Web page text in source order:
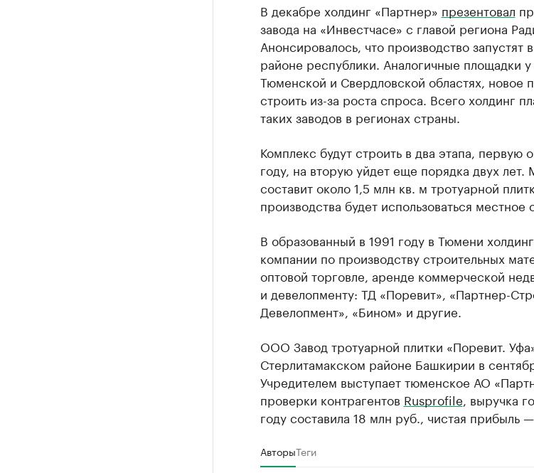
В декабре холдинг «Партнер» презентовал
завода на «Инвестчасе» с главой региона
Анонсировалось, что производство запустят
районе республики. Аналогичные площадки
Тюменской и Свердловской областях, новое
строить из-за роста спроса. Всего холдинг
таких заводов в регионах страны.
Комплекс будут строить в два этапа, первую
году, на вторую уйдет еще порядка двух лет.
составит около 1,5 млн кв. м тротуарной
производства будет использоваться местное
В образованный в 1991 году в Тюмени
компании по производству строительных
оптовой торговле, аренде коммерческой
и девелопменту: ТД «Поревит», «Партнер-
Девелопмент», «Бином» и другие.
ООО Завод тротуарной плитки «Поревит.
Стерлитамакском районе Башкирии в
Учредителем выступает тюменское АО
проверки контрагентов Rusprofile , выручка
году составила 18 млн руб., чистая прибыль
АвторыТеги